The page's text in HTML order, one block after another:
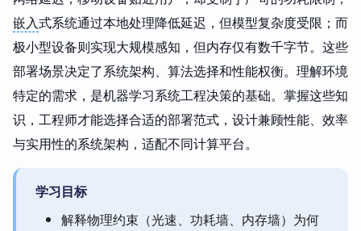
嵌入式系统通过本地处理降低延迟，但模型复杂度受限；而
极小型设备则实现大规模感知，但内存仅有数千字节。这些
部署场景决定了系统架构、算法选择和性能权衡。理解环境
特定的需求，是机器学习系统工程决策的基础。掌握这些知
识，工程师才能选择合适的部署范式，设计兼顾性能、效率
与实用性的系统架构，适配不同计算平台。
学习目标
解释物理约束（光速、功耗墙、内存墙）为何